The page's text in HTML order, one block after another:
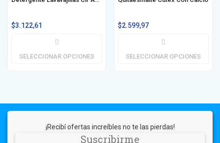
$3.122,61
SELECCIONAR OPCIONES
$2.599,97
SELECCIONAR OPCIONES
¡Recibí ofertas increíbles no te las pierdas!
Suscribirme